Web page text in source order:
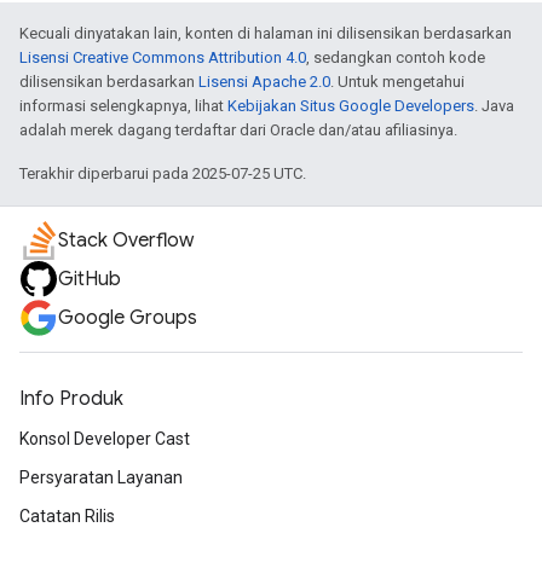
Kecuali dinyatakan lain, konten di halaman ini dilisensikan berdasarkan
Lisensi Creative Commons Attribution 4.0, sedangkan contoh kode
dilisensikan berdasarkan Lisensi Apache 2.0. Untuk mengetahui
informasi selengkapnya, lihat Kebijakan Situs Google Developers. Java
adalah merek dagang terdaftar dari Oracle dan/atau afiliasinya.
Terakhir diperbarui pada 2025-07-25 UTC.
Stack Overflow
GitHub
Google Groups
Info Produk
Konsol Developer Cast
Persyaratan Layanan
Catatan Rilis